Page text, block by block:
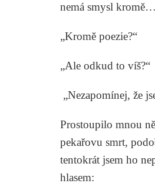
nemá smysl
„Kromě poezie?“
„Ale odkud to víš?“
„Nezapomínej, že
Prostoupilo mnou
pekařovu smrt,
tentokrát jsem ho
hlasem: